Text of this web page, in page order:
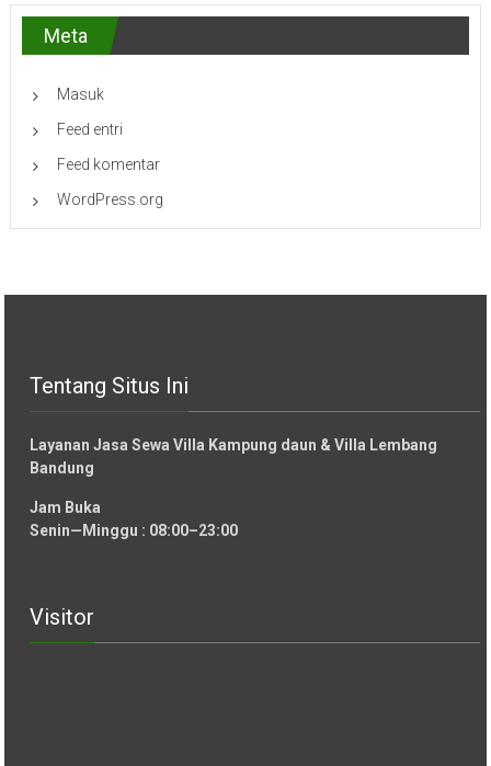
Meta
Masuk
Feed entri
Feed komentar
WordPress.org
Tentang Situs Ini
Layanan Jasa Sewa Villa Kampung daun & Villa Lembang
Bandung
Jam Buka
Senin—Minggu : 08:00–23:00
Visitor